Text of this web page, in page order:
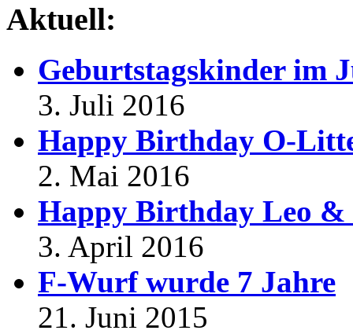
Aktuell:
Geburtstagskinder im
3. Juli 2016
Happy Birthday O-
2. Mai 2016
Happy Birthday Leo &
3. April 2016
F-Wurf wurde 7 Jahre
21. Juni 2015